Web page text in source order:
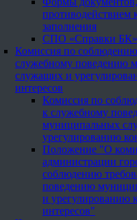
противодействием
заполнения
СПО «Справки БК»
Комиссия по
служебному поведению
служащих и
интересов
Комиссия по
к служебному
муниципальных
урегулированию
Положение "О
администрации
соблюдению
поведению
и урегулированию
интересов"